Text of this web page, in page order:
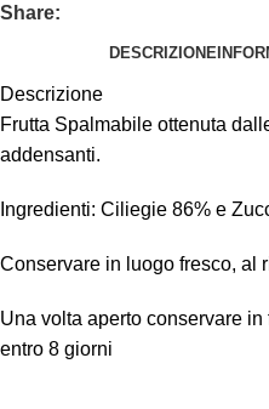
Share:
DESCRIZIONE
Descrizione
Frutta Spalmabile ottenuta
addensanti.
Ingredienti: Ciliegie 86% e
Conservare in luogo fresco, al
Una volta aperto conservare
entro 8 giorni